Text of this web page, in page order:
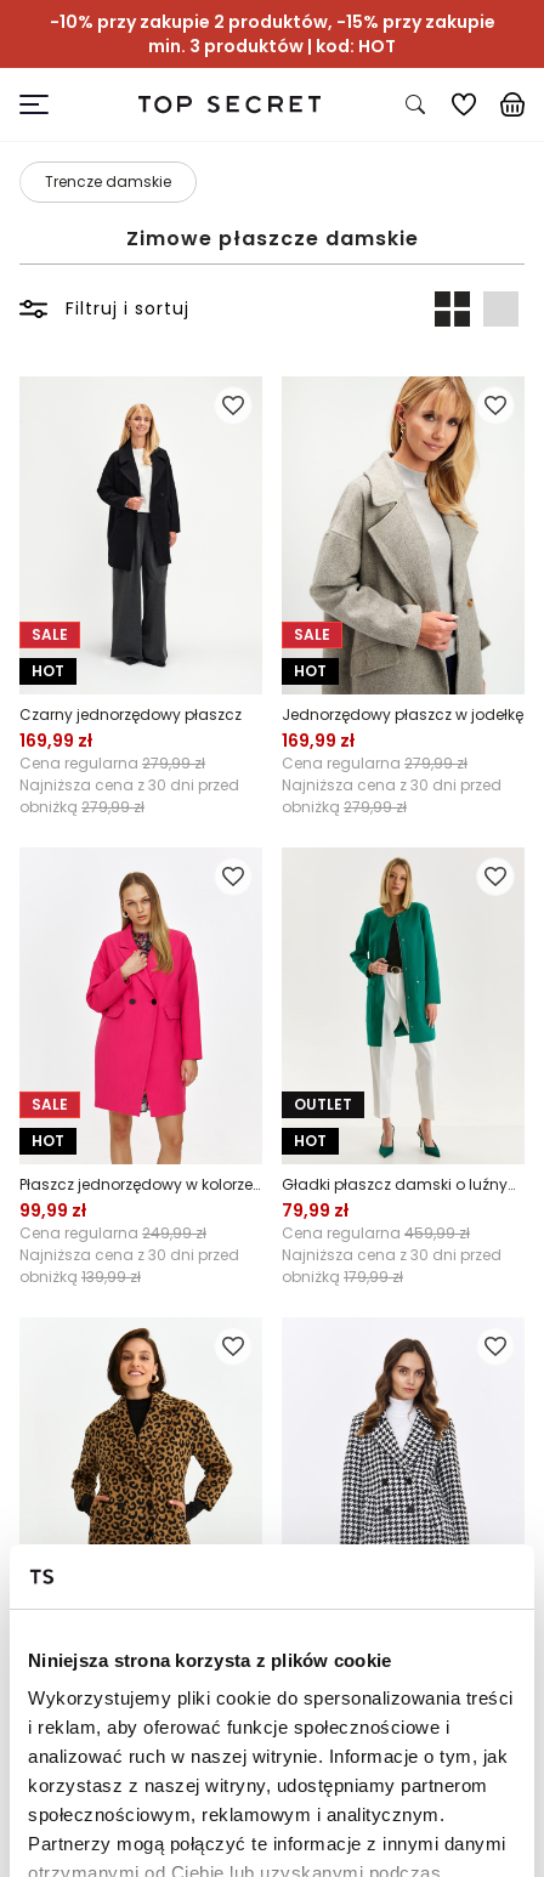
Niniejsza strona korzysta z plików cookie
Wykorzystujemy pliki cookie do spersonalizowania treści
i reklam, aby oferować funkcje społecznościowe i
analizować ruch w naszej witrynie. Informacje o tym, jak
korzystasz z naszej witryny, udostępniamy partnerom
społecznościowym, reklamowym i analitycznym.
Partnerzy mogą połączyć te informacje z innymi danymi
otrzymanymi od Ciebie lub uzyskanymi podczas
-10% przy zakupie 2 produktów, -15% przy zakupie
min. 3 produktów | kod: HOT
Trencze damskie
Zimowe płaszcze damskie
Filtruj i sortuj
SALE
HOT
Czarny jednorzędowy płaszcz
169,99 zł
Cena regularna 279,99 zł
Najniższa cena z 30 dni przed
obniżką 279,99 zł
SALE
HOT
Jednorzędowy płaszcz w jodełkę
169,99 zł
Cena regularna 279,99 zł
Najniższa cena z 30 dni przed
obniżką 279,99 zł
SALE
HOT
Płaszcz jednorzędowy w kolorze różowym
99,99 zł
Cena regularna 249,99 zł
Najniższa cena z 30 dni przed
obniżką 139,99 zł
OUTLET
HOT
Gładki płaszcz damski o luźnym fasonie
79,99 zł
Cena regularna 459,99 zł
Najniższa cena z 30 dni przed
obniżką 179,99 zł
SALE
HOT
Krótki płaszcz z motywem zwierzęcym
Cena regularna299,99 zł
Najniższa cena z 30 dni przed
obniżką
249,99 zł
HOT
Cena regularna249,99 zł
Najniższa cena z 30 dni przed
obniżką
159,99 zł